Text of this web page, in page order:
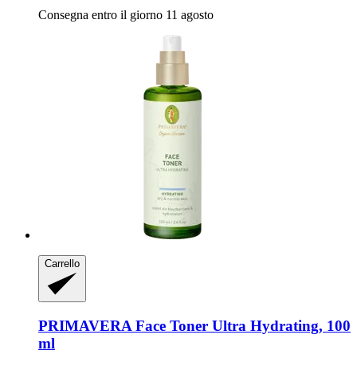
Consegna entro il giorno 11 agosto
Carrello
PRIMAVERA Face Toner Ultra Hydrating, 100
ml